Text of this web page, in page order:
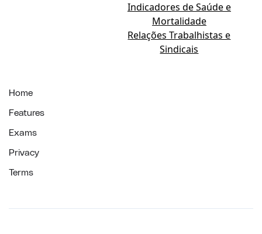
Indicadores de Saúde e
Mortalidade
Relações Trabalhistas e
Sindicais
Home
Features
Exams
Privacy
Terms